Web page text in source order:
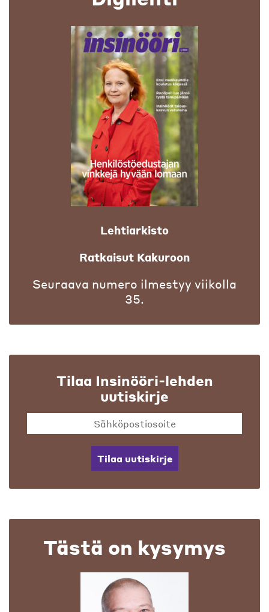
Lehtiarkisto
Ratkaisut Kakuroon
Seuraava numero ilmestyy viikolla
35.
Tilaa Insinööri-lehden
uutiskirje
Tilaa uutiskirje
Tästä on kysymys